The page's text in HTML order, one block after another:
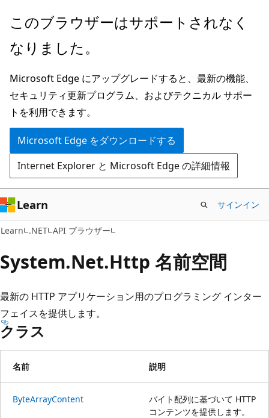
メ
ン
ン
テ
ン
ツ
に
ス
キ
ッ
プ
ペ
ジ
ナ
ビ
ゲ
ー
シ
ョ
ン
に
ス
キ
プ
このブラウザーはサポートされなく
なりました。
Microsoft Edge にアップグレードすると、最新の機能、
セキュリティ更新プログラム、およびテクニカル サポー
トを利用できます。
Microsoft Edge をダウンロードする
Internet Explorer と Microsoft Edge の詳細情報
Learn サインイン
Learn .NET API ブラウザー
System.Net.Http 名前空間
最新の HTTP アプリケーション用のプログラミング インター
フェイスを提供します。
クラス
名前 説明
ByteArrayContent
バイト配列に基づいて HTTP
コンテンツを提供します。